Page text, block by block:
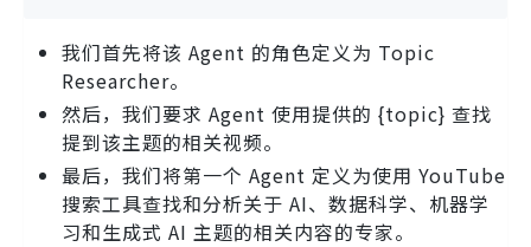
我们首先将该 Agent 的角色定义为 Topic
Researcher。
然后，我们要求 Agent 使用提供的 {topic} 查找
提到该主题的相关视频。
最后，我们将第一个 Agent 定义为使用 YouTube
搜索工具查找和分析关于 AI、数据科学、机器学
习和生成式 AI 主题的相关内容的专家。